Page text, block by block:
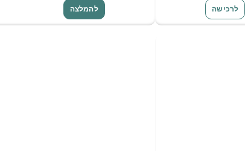
לרכישה להמלצה